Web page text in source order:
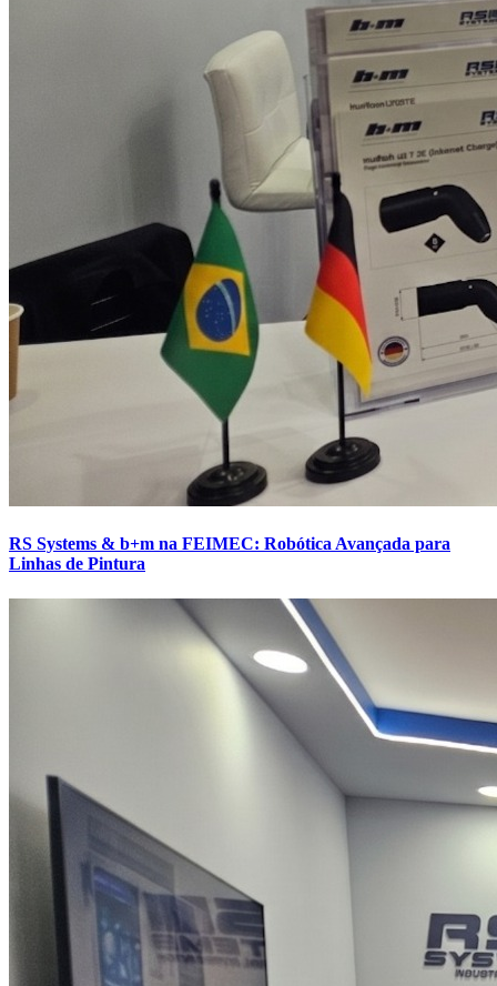
RS Systems & b+m na FEIMEC: Robótica Avançada para
Linhas de Pintura